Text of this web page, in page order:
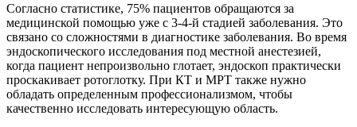
Согласно статистике, 75% пациентов обращаются за
медицинской помощью уже с 3-4-й стадией заболевания. Это
связано со сложностями в диагностике заболевания. Во время
эндоскопического исследования под местной анестезией,
когда пациент непроизвольно глотает, эндоскоп практически
проскакивает ротоглотку. При КТ и МРТ также нужно
обладать определенным профессионализмом, чтобы
качественно исследовать интересующую область.